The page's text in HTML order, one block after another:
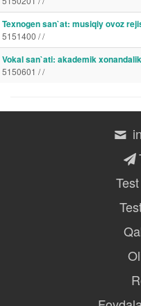
Texnogen san`at: musiqiy ovoz
5151400 / /
Vokal san`ati: akademik xonandalik
5150601 / /